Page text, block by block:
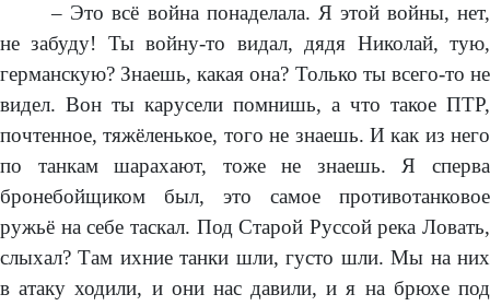
– Это всё война понаделала. Я этой войны, нет,
не забуду! Ты войну-то видал, дядя Николай, тую,
германскую? Знаешь, какая она? Только ты всего-то не
видел. Вон ты карусели помнишь, а что такое ПТР,
почтенное, тяжёленькое, того не знаешь. И как из него
по танкам шарахают, тоже не знаешь. Я сперва
бронебойщиком был, это самое противотанковое
ружьё на себе таскал. Под Старой Руссой река Ловать,
слыхал? Там ихние танки шли, густо шли. Мы на них
в атаку ходили, и они нас давили, и я на брюхе под